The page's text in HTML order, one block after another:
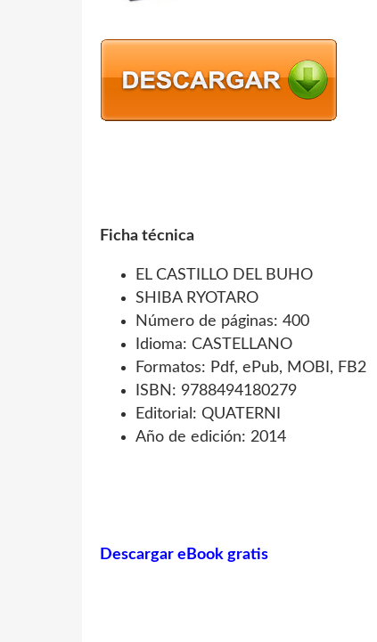
Ficha técnica
EL CASTILLO DEL BUHO
SHIBA RYOTARO
Número de páginas: 400
Idioma: CASTELLANO
Formatos: Pdf, ePub, MOBI, FB2
ISBN: 9788494180279
Editorial: QUATERNI
Año de edición: 2014
Descargar eBook gratis